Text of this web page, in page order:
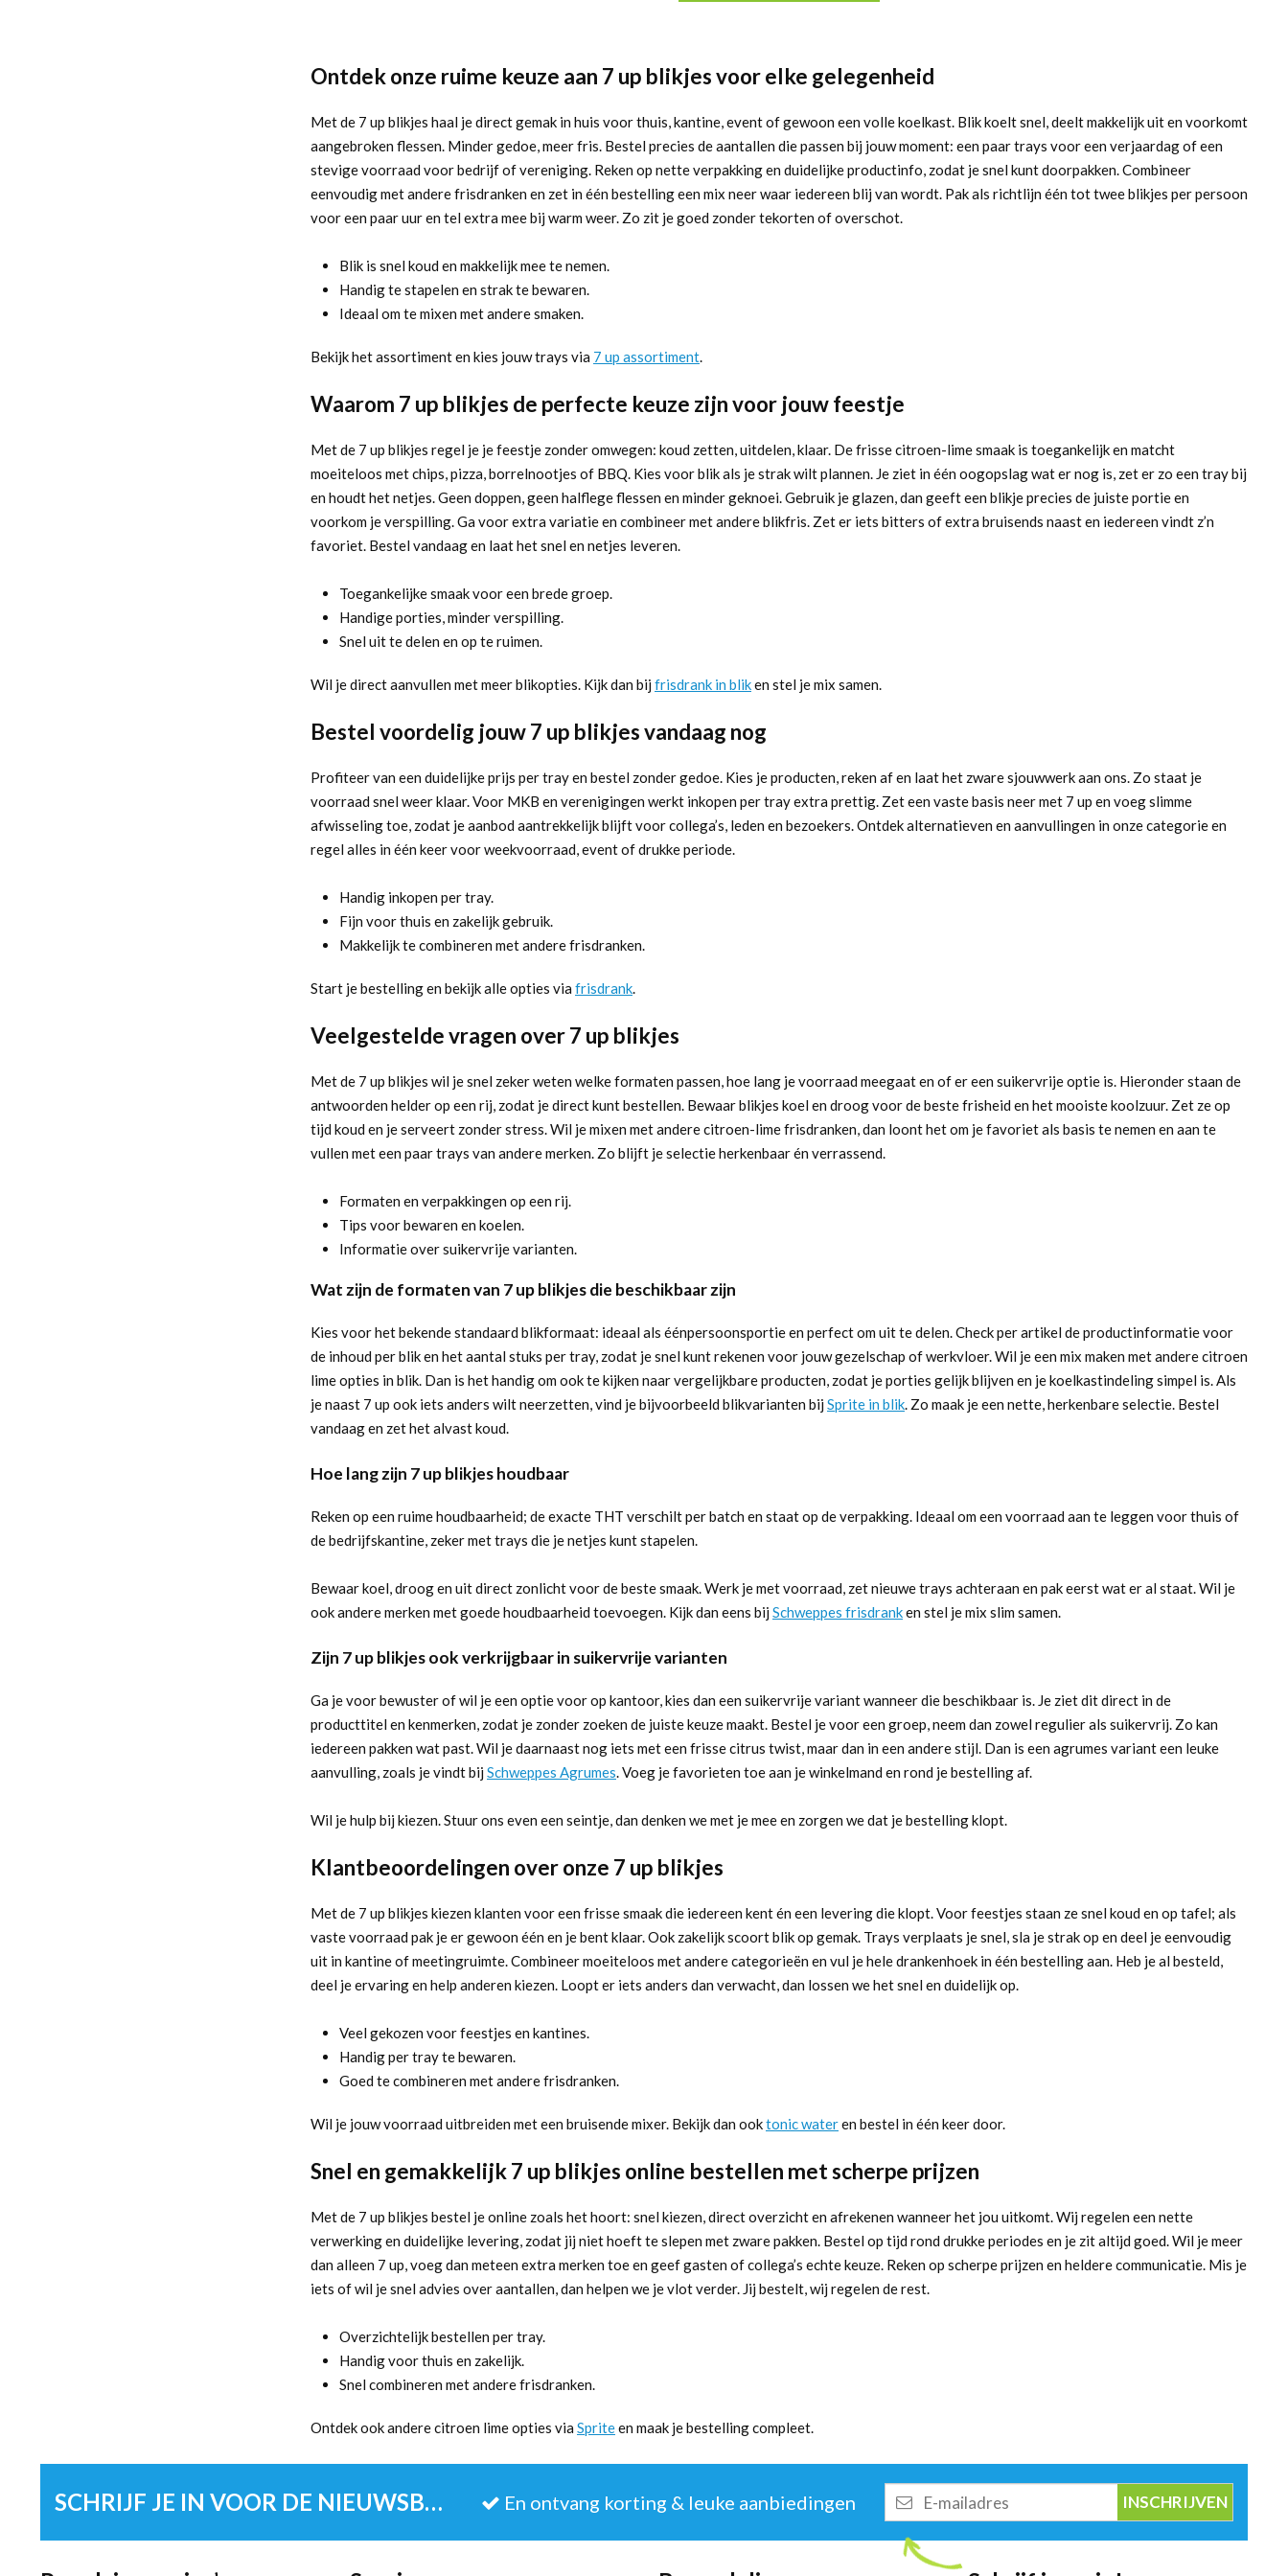
Ontdek onze ruime keuze aan 7 up blikjes voor elke gelegenheid
Met de 7 up blikjes haal je direct gemak in huis voor thuis, kantine, event of gewoon een volle koelkast. Blik koelt snel, deelt makkelijk uit en voorkomt
aangebroken flessen. Minder gedoe, meer fris. Bestel precies de aantallen die passen bij jouw moment: een paar trays voor een verjaardag of een
stevige voorraad voor bedrijf of vereniging. Reken op nette verpakking en duidelijke productinfo, zodat je snel kunt doorpakken. Combineer
eenvoudig met andere frisdranken en zet in één bestelling een mix neer waar iedereen blij van wordt. Pak als richtlijn één tot twee blikjes per persoon
voor een paar uur en tel extra mee bij warm weer. Zo zit je goed zonder tekorten of overschot.
Blik is snel koud en makkelijk mee te nemen.
Handig te stapelen en strak te bewaren.
Ideaal om te mixen met andere smaken.
Bekijk het assortiment en kies jouw trays via 7 up assortiment.
Waarom 7 up blikjes de perfecte keuze zijn voor jouw feestje
Met de 7 up blikjes regel je je feestje zonder omwegen: koud zetten, uitdelen, klaar. De frisse citroen-lime smaak is toegankelijk en matcht
moeiteloos met chips, pizza, borrelnootjes of BBQ. Kies voor blik als je strak wilt plannen. Je ziet in één oogopslag wat er nog is, zet er zo een tray bij
en houdt het netjes. Geen doppen, geen halflege flessen en minder geknoei. Gebruik je glazen, dan geeft een blikje precies de juiste portie en
voorkom je verspilling. Ga voor extra variatie en combineer met andere blikfris. Zet er iets bitters of extra bruisends naast en iedereen vindt z’n
favoriet. Bestel vandaag en laat het snel en netjes leveren.
Toegankelijke smaak voor een brede groep.
Handige porties, minder verspilling.
Snel uit te delen en op te ruimen.
Wil je direct aanvullen met meer blikopties. Kijk dan bij frisdrank in bliken stel je mix samen.
Bestel voordelig jouw 7 up blikjes vandaag nog
Profiteer van een duidelijke prijs per tray en bestel zonder gedoe. Kies je producten, reken af en laat het zware sjouwwerk aan ons. Zo staat je
voorraad snel weer klaar. Voor MKB en verenigingen werkt inkopen per tray extra prettig. Zet een vaste basis neer met 7 up en voeg slimme
afwisseling toe, zodat je aanbod aantrekkelijk blijft voor collega’s, leden en bezoekers. Ontdek alternatieven en aanvullingen in onze categorie en
regel alles in één keer voor weekvoorraad, event of drukke periode.
Handig inkopen per tray.
Fijn voor thuis en zakelijk gebruik.
Makkelijk te combineren met andere frisdranken.
Start je bestelling en bekijk alle opties via frisdrank.
Veelgestelde vragen over 7 up blikjes
Met de 7 up blikjes wil je snel zeker weten welke formaten passen, hoe lang je voorraad meegaat en of er een suikervrije optie is. Hieronder staan de
antwoorden helder op een rij, zodat je direct kunt bestellen. Bewaar blikjes koel en droog voor de beste frisheid en het mooiste koolzuur. Zet ze op
tijd koud en je serveert zonder stress. Wil je mixen met andere citroen-lime frisdranken, dan loont het om je favoriet als basis te nemen en aan te
vullen met een paar trays van andere merken. Zo blijft je selectie herkenbaar én verrassend.
Formaten en verpakkingen op een rij.
Tips voor bewaren en koelen.
Informatie over suikervrije varianten.
Wat zijn de formaten van 7 up blikjes die beschikbaar zijn
Kies voor het bekende standaard blikformaat: ideaal als éénpersoonsportie en perfect om uit te delen. Check per artikel de productinformatie voor
de inhoud per blik en het aantal stuks per tray, zodat je snel kunt rekenen voor jouw gezelschap of werkvloer. Wil je een mix maken met andere citroen
lime opties in blik. Dan is het handig om ook te kijken naar vergelijkbare producten, zodat je porties gelijk blijven en je koelkastindeling simpel is. Als
je naast 7 up ook iets anders wilt neerzetten, vind je bijvoorbeeld blikvarianten bij Sprite in blik. Zo maak je een nette, herkenbare selectie. Bestel
vandaag en zet het alvast koud.
Hoe lang zijn 7 up blikjes houdbaar
Reken op een ruime houdbaarheid; de exacte THT verschilt per batch en staat op de verpakking. Ideaal om een voorraad aan te leggen voor thuis of
de bedrijfskantine, zeker met trays die je netjes kunt stapelen.
Bewaar koel, droog en uit direct zonlicht voor de beste smaak. Werk je met voorraad, zet nieuwe trays achteraan en pak eerst wat er al staat. Wil je
ook andere merken met goede houdbaarheid toevoegen. Kijk dan eens bij Schweppes frisdranken stel je mix slim samen.
Zijn 7 up blikjes ook verkrijgbaar in suikervrije varianten
Ga je voor bewuster of wil je een optie voor op kantoor, kies dan een suikervrije variant wanneer die beschikbaar is. Je ziet dit direct in de
producttitel en kenmerken, zodat je zonder zoeken de juiste keuze maakt. Bestel je voor een groep, neem dan zowel regulier als suikervrij. Zo kan
iedereen pakken wat past. Wil je daarnaast nog iets met een frisse citrus twist, maar dan in een andere stijl. Dan is een agrumes variant een leuke
aanvulling, zoals je vindt bij Schweppes Agrumes. Voeg je favorieten toe aan je winkelmand en rond je bestelling af.
Wil je hulp bij kiezen. Stuur ons even een seintje, dan denken we met je mee en zorgen we dat je bestelling klopt.
Klantbeoordelingen over onze 7 up blikjes
Met de 7 up blikjes kiezen klanten voor een frisse smaak die iedereen kent én een levering die klopt. Voor feestjes staan ze snel koud en op tafel; als
vaste voorraad pak je er gewoon één en je bent klaar. Ook zakelijk scoort blik op gemak. Trays verplaats je snel, sla je strak op en deel je eenvoudig
uit in kantine of meetingruimte. Combineer moeiteloos met andere categorieën en vul je hele drankenhoek in één bestelling aan. Heb je al besteld,
deel je ervaring en help anderen kiezen. Loopt er iets anders dan verwacht, dan lossen we het snel en duidelijk op.
Veel gekozen voor feestjes en kantines.
Handig per tray te bewaren.
Goed te combineren met andere frisdranken.
Wil je jouw voorraad uitbreiden met een bruisende mixer. Bekijk dan ooktonic wateren bestel in één keer door.
Snel en gemakkelijk 7 up blikjes online bestellen met scherpe prijzen
Met de 7 up blikjes bestel je online zoals het hoort: snel kiezen, direct overzicht en afrekenen wanneer het jou uitkomt. Wij regelen een nette
verwerking en duidelijke levering, zodat jij niet hoeft te slepen met zware pakken. Bestel op tijd rond drukke periodes en je zit altijd goed. Wil je meer
dan alleen 7 up, voeg dan meteen extra merken toe en geef gasten of collega’s echte keuze. Reken op scherpe prijzen en heldere communicatie. Mis je
iets of wil je snel advies over aantallen, dan helpen we je vlot verder. Jij bestelt, wij regelen de rest.
Overzichtelijk bestellen per tray.
Handig voor thuis en zakelijk.
Snel combineren met andere frisdranken.
Ontdek ook andere citroen lime opties via Spriteen maak je bestelling compleet.
SCHRIJF JE IN VOOR DE NIEUWSBRIEF En ontvang korting & leuke aanbiedingen
mailadres